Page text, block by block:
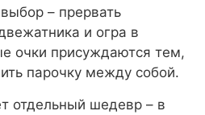
– прервать
и огра в
очки присуждаются тем,
парочку между собой.
отдельный шедевр – в